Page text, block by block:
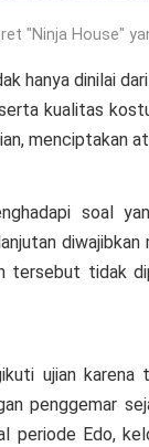
"Ninja House"
hanya dinilai
kualitas
menciptakan
soal
tersebut tidak
ujian
penggemar
periode Edo,